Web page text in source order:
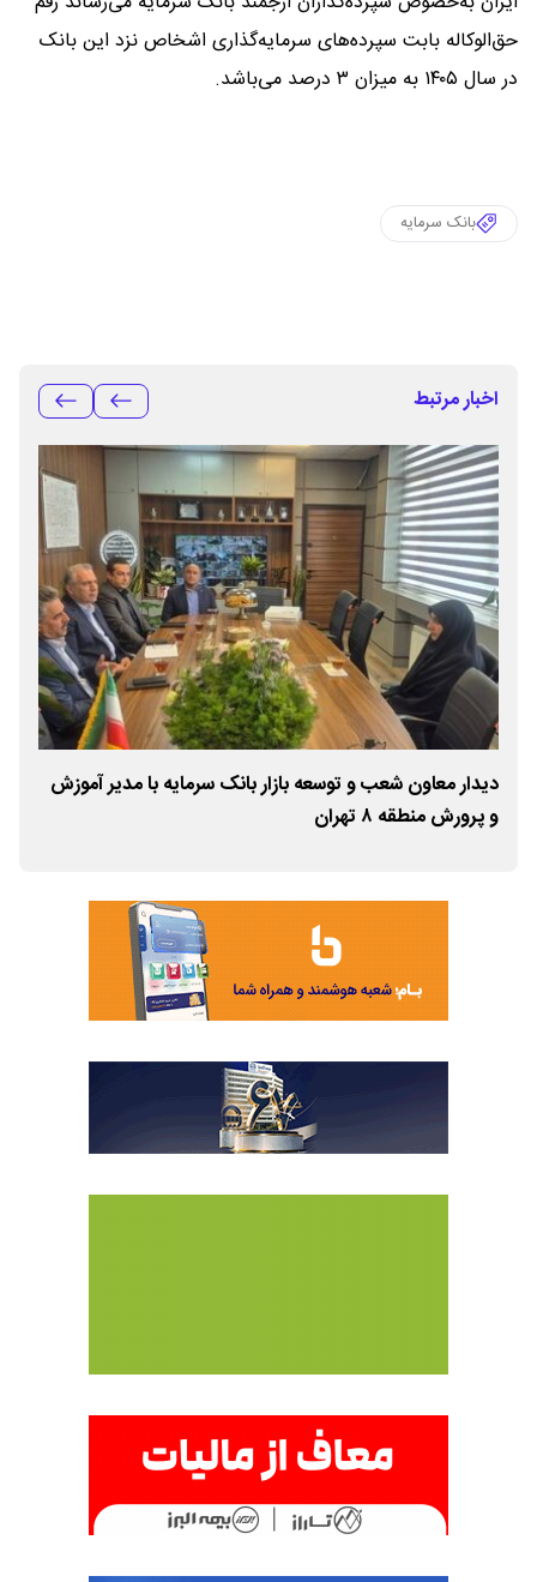
حق‌الوکاله بابت سپرده‌های سرمایه‌گذاری اشخاص نزد این بانک
در سال ۱۴۰۵ به میزان ۳ درصد می‌باشد.
بانک سرمایه
اخبار مرتبط
دیدار معاون شعب و توسعه بازار بانک سرمایه با مدیر آموزش
و پرورش منطقه ۸ تهران